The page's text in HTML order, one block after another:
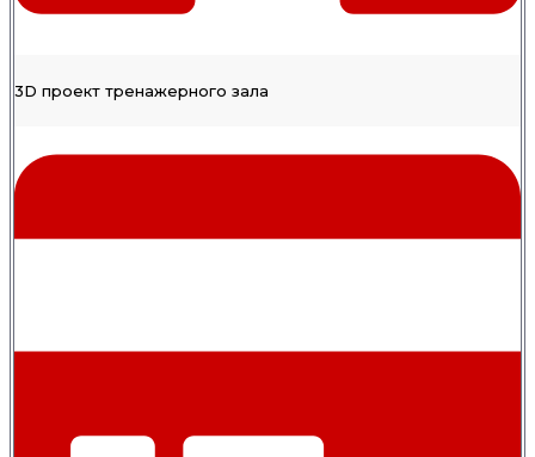
3D проект тренажерного зала